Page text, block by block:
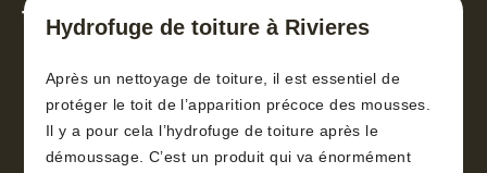
toiture 30
Hydrofuge de toiture à Rivieres
Après un nettoyage de toiture, il est essentiel de
protéger le toit de l’apparition précoce des mousses.
Il y a pour cela l’hydrofuge de toiture après le
démoussage. C’est un produit qui va énormément